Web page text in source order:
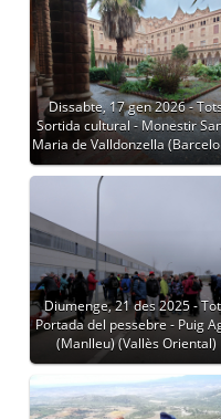
Dissabte, 17 gen 2026 -
Sortida cultural - Monestir
Maria de Valldonzella
Diumenge, 21 des 2025 -
Portada del pessebre - Puig
(Manlleu) (Vallès Oriental)